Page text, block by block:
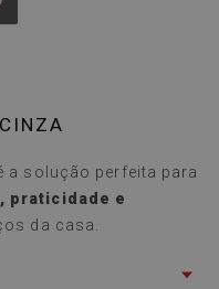
a solução perfeita para
praticidade e
da casa.